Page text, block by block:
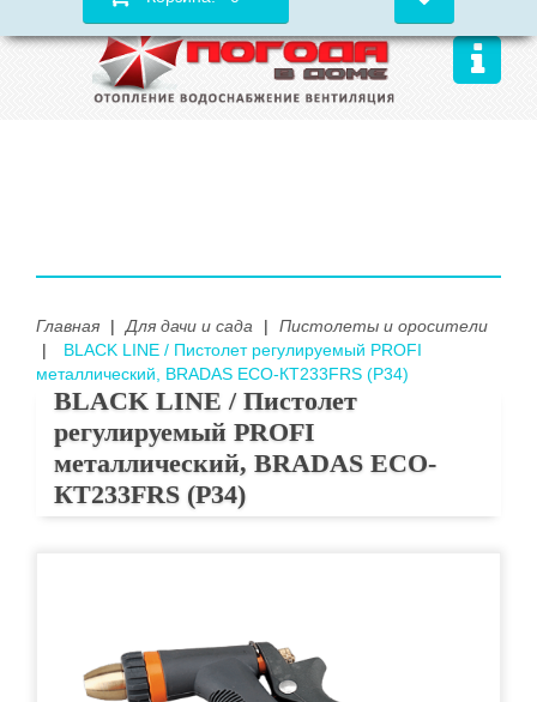
Главная | Для дачи и сада |
Пистолеты и оросители
|
BLACK LINE / Пистолет регулируемый PROFI
металлический, BRADAS ECO-КТ233FRS (Р34)
BLACK LINE / Пистолет
регулируемый PROFI
металлический, BRADAS ECO-
КТ233FRS (Р34)